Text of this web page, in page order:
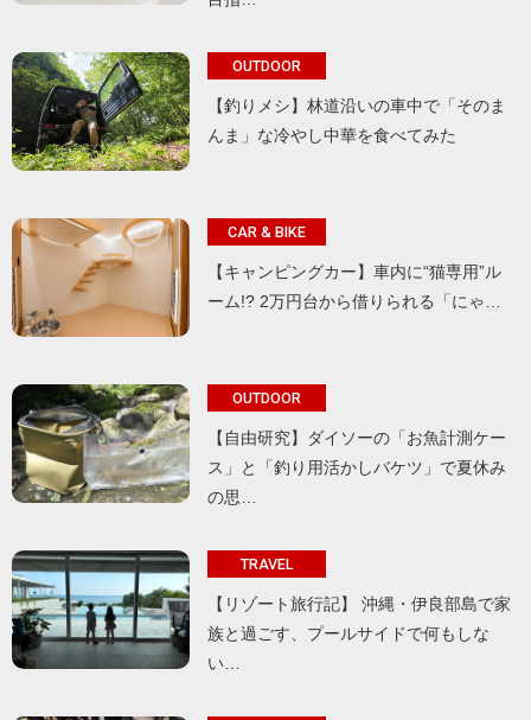
OUTDOOR
【釣りメシ】林道沿いの車中で「そのま
んま」な冷やし中華を食べてみた
CAR & BIKE
【キャンピングカー】車内に“猫専用”ル
ーム!? 2万円台から借りられる「にゃ…
OUTDOOR
【自由研究】ダイソーの「お魚計測ケー
ス」と「釣り用活かしバケツ」で夏休み
の思…
TRAVEL
【リゾート旅行記】 沖縄・伊良部島で家
族と過ごす、プールサイドで何もしな
い…